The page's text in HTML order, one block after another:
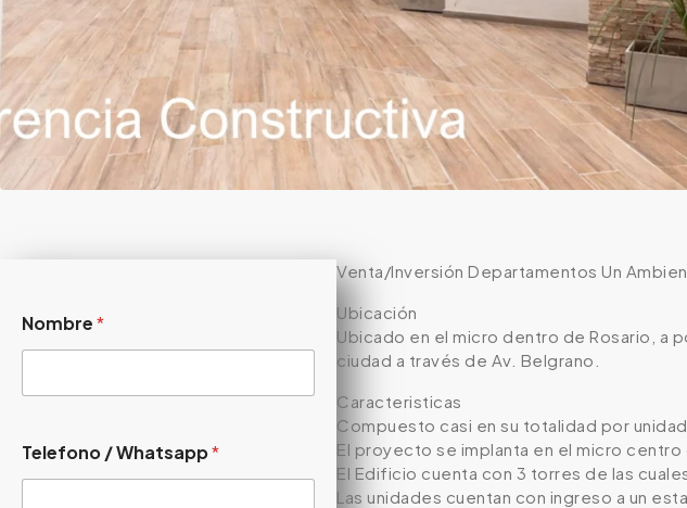
Nombre*
Telefono / Whatsapp*
Venta/Inversión Departamentos Un
Ubicación
Ubicado en el micro dentro de Rosario, a
ciudad a través de Av. Belgrano.
Caracteristicas
Compuesto casi en su totalidad por
El proyecto se implanta en el micro
El Edificio cuenta con 3 torres de las
Las unidades cuentan con ingreso a un